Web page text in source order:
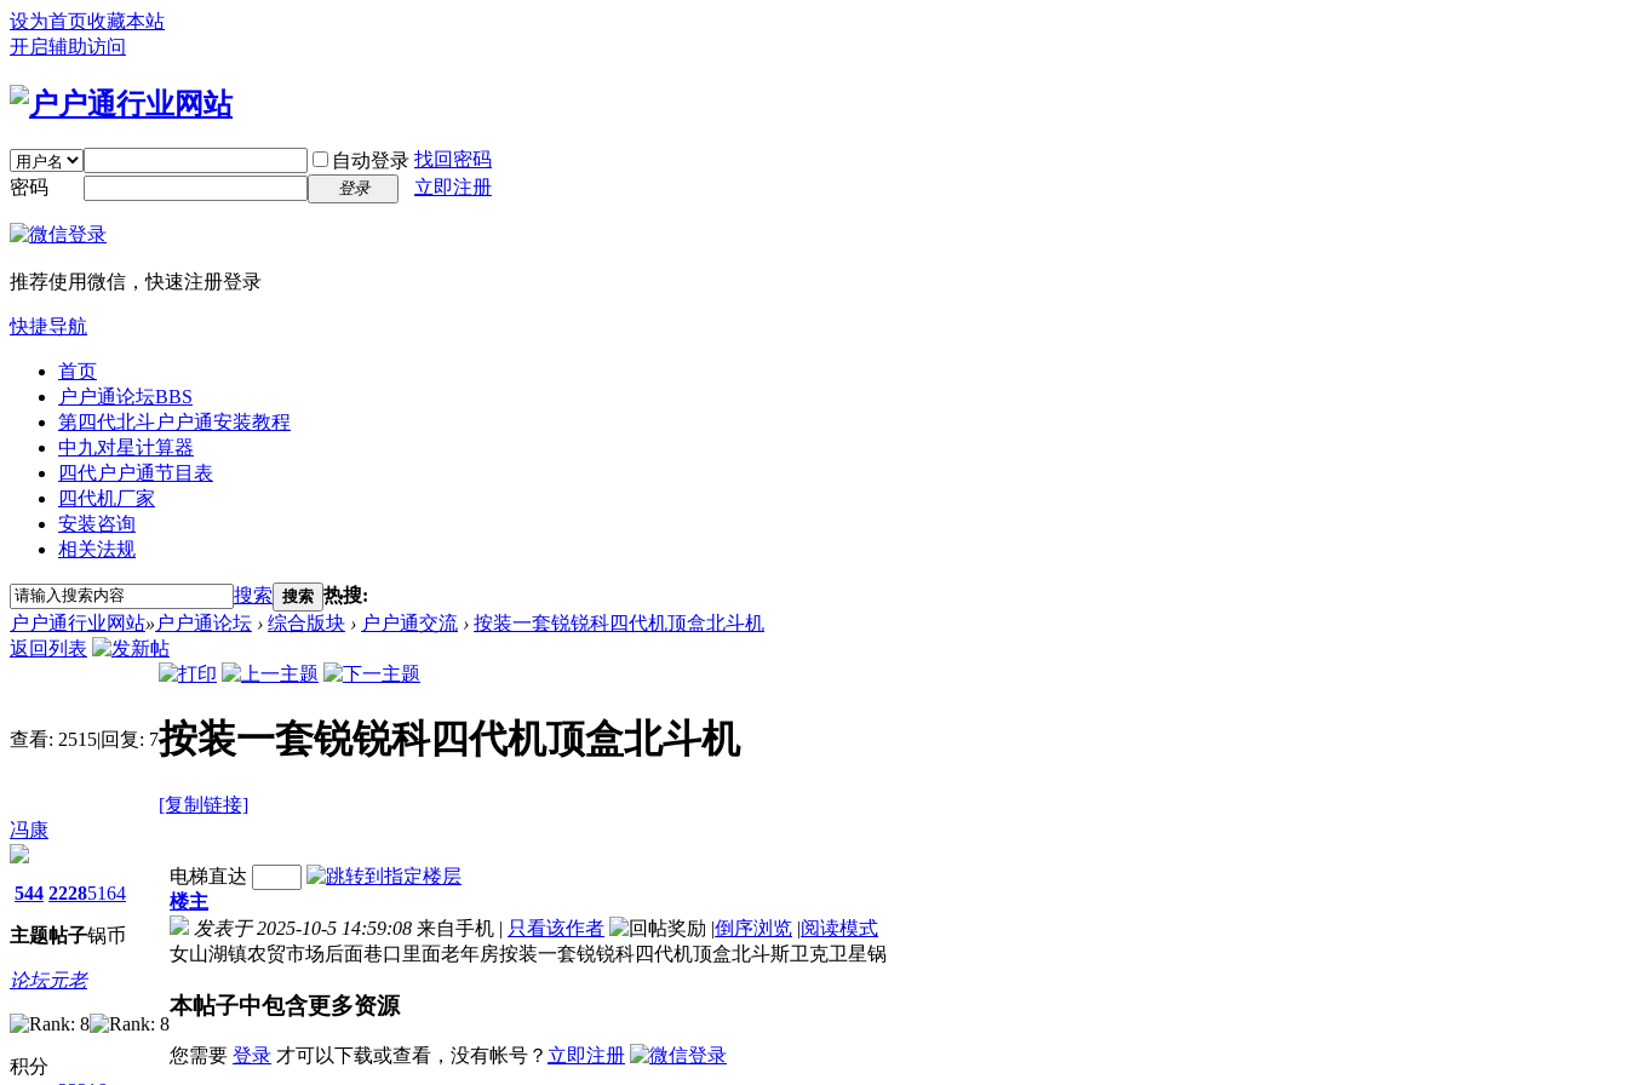
设为首页收藏本站
开启辅助访问
自动登录 找回密码
密码
登录 立即注册
推荐使用微信，快速注册登录
快捷导航
首页
户户通论坛BBS
第四代北斗户户通安装教程
中九对星计算器
四代户户通节目表
四代机厂家
安装咨询
相关法规
搜索 搜索 热搜:
户户通行业网站» 户户通论坛 › 综合版块 › 户户通交流 › 按装一套锐锐科四代机顶盒北斗机
返回列表
查看: 2515|回复: 7按装一套锐锐科四代机顶盒北斗机
[复制链接]
冯康
544
主题
2228
帖子
5164
锅币
论坛元老
积分
电梯直达
楼主
发表于 2025-10-5 14:59:08 来自手机 | 只看该作者 |倒序浏览 |阅读模式
女山湖镇农贸市场后面巷口里面老年房按装一套锐锐科四代机顶盒北斗斯卫克卫星锅
本帖子中包含更多资源
您需要 登录 才可以下载或查看，没有帐号？ 立即注册